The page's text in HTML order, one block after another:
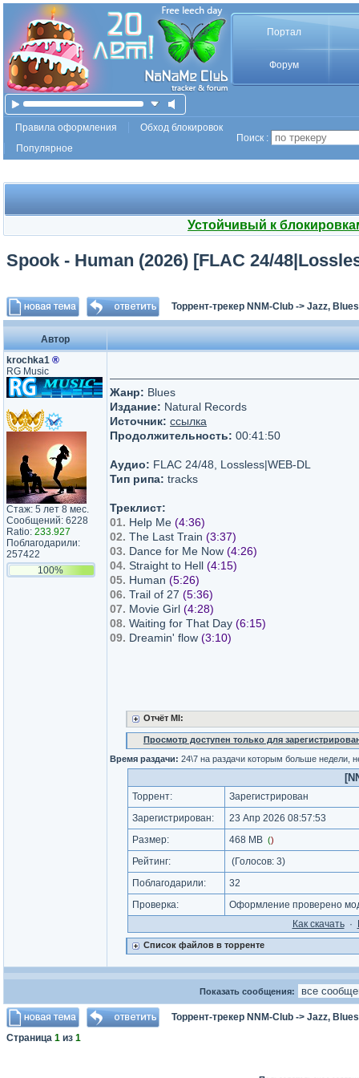
Портал
Форум
Правила оформления
Обход блокировок
Популярное
Поиск :
Устойчивый к
Spook - Human (2026) [FLAC 24/
Торрент-трекер NNM-Club -> Jazz,
Автор
krochka1 ®
RG Music
Стаж: 5 лет 8 мес.
Сообщений: 6228
Ratio: 233.927
Поблагодарили:
257422
100%
Жанр: Blues
Издание: Natural Records
Источник: ссылка
Продолжительность: 00:41:50
Аудио: FLAC 24/48, Lossless|WEB-DL
Тип рипа: tracks
Треклист:
01. Help Me (4:36)
02. The Last Train (3:37)
03. Dance for Me Now (4:26)
04. Straight to Hell (4:15)
05. Human (5:26)
06. Trail of 27 (5:36)
07. Movie Girl (4:28)
08. Waiting for That Day (6:15)
09. Dreamin' flow (3:10)
Отчёт MI:
Просмотр доступен только для
Время раздачи: 24\7 на раздачи которым больше недели,
Торрент:
Зарегистрирован
Зарегистрирован:
23 Апр 2026 08:57:53
Размер:
468 MB ()
Рейтинг: (Голосов: 3)
Поблагодарили:
32
Проверка:
Оформление проверено
Как cкачать·
Список файлов в торренте
Показать сообщения:
Торрент-трекер NNM-Club -> Jazz,
Страница 1 из 1